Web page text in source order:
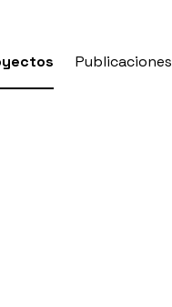
Publicaciones